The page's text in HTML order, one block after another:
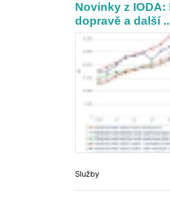
Novinky z
dopravě a další
Služby